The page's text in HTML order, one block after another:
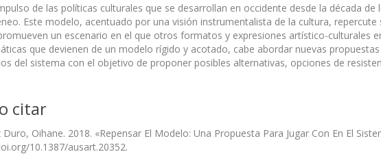
de las políticas culturales que se desarrollan en occidente desde la década
Este modelo, acentuado por una visión instrumentalista de la cultura,
un escenario en el que otros formatos y expresiones artístico-culturales
que devienen de un modelo rígido y acotado, cabe abordar nuevas
del sistema con el objetivo de proponer posibles alternativas, opciones de
citar
Duro, Oihane. 2018. «Repensar El Modelo: Una Propuesta Para Jugar Con En El
10.1387/ausart.20352.